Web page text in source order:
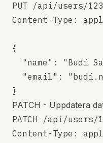
PUT /api/users/123
Content-Type:
{
"name": "Budi
"email":
PATCH - Uppdatera
PATCH /api/users/
Content-Type: